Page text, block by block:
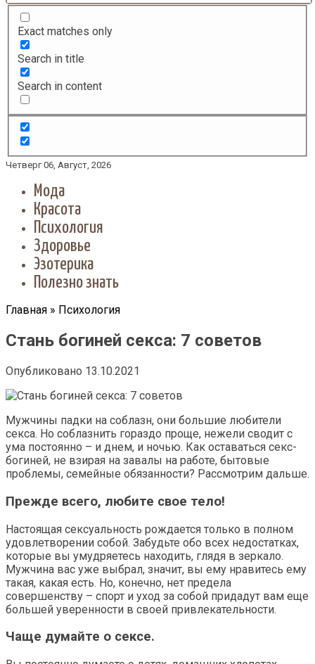
Exact matches only
Search in title
Search in content
Четверг 06, Август, 2026
Мода
Красота
Психология
Здоровье
Эзотерика
Полезно знать
Главная » Психология
Стань богиней секса: 7 советов
Опубликовано 13.10.2021
Мужчины падки на соблазн, они большие любители
секса. Но соблазнить гораздо проще, нежели сводит с
ума постоянно – и днем, и ночью. Как оставаться секс-
богиней, не взирая на завалы на работе, бытовые
проблемы, семейные обязанности? Рассмотрим дальше.
Прежде всего, любите свое тело!
Настоящая сексуальность рождается только в полном
удовлетворении собой. Забудьте обо всех недостатках,
которые вы умудряетесь находить, глядя в зеркало.
Мужчина вас уже выбрал, значит, вы ему нравитесь ему
такая, какая есть. Но, конечно, нет предела
совершенству – спорт и уход за собой придадут вам еще
большей уверенности в своей привлекательности.
Чаще думайте о сексе.